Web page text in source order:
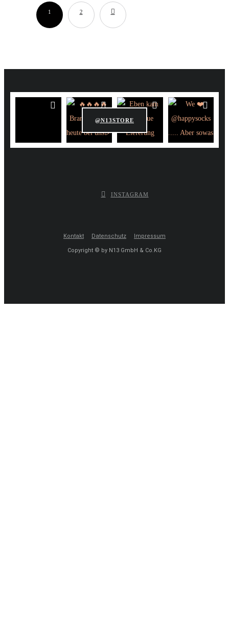
1 2
@N13STORE
INSTAGRAM
Kontakt Datenschutz Impressum
Copyright © by N13 GmbH & Co.KG